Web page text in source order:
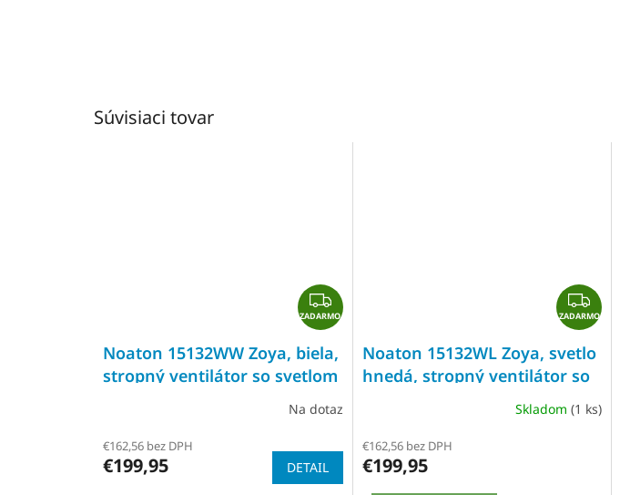
Súvisiaci tovar
Z
A
A
R
M
ZADARMO
Noaton 15132WW Zoya, biela,
stropný ventilátor so svetlom
produktu
Na dotaz
€162,56 bez DPH
€199,95 DETAIL
Z
A
A
M
ZADARMO
Noaton 15132WL Zoya, svetlo
hnedá, stropný ventilátor so
produktu
Skladom(1 ks)
€162,56 bez DPH
€199,95